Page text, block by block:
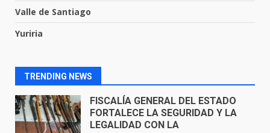
Valle de Santiago
Yuriria
TRENDING NEWS
2
FISCALÍA GENERAL DEL ESTADO
FUEGO A LA SECRETARÍA DE LA
DEFENSA NACIONAL
5 de agosto de 2026
Muere peatón arrollado por
motociclista en Yuriria